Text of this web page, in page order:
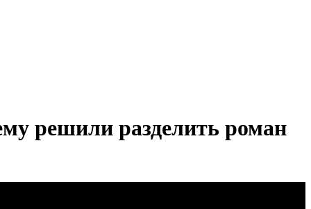
решили разделить роман